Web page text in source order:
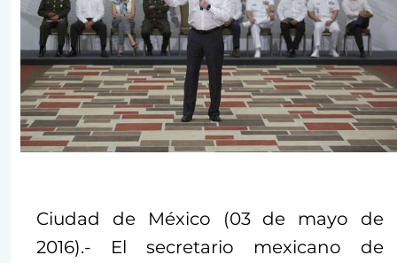
Ciudad de México (03 de mayo de
2016).- El secretario mexicano de